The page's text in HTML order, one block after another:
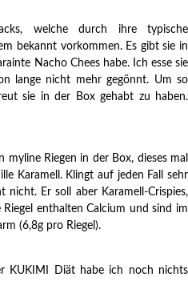
welche durch ihre typische
bekannt vorkommen. Es gibt sie in
Nacho Chees habe. Ich esse sie
lange nicht mehr gegönnt. Um so
sie in der Box gehabt zu haben.
Riegen in der Box, dieses mal
Karamell. Klingt auf jeden Fall sehr
nicht. Er soll aber Karamell-Crispies,
enthalten Calcium und sind im
(6,8g pro Riegel).
KUKIMI Diät habe ich noch nichts